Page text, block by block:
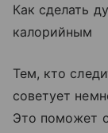
Как сделать
калорийным
Тем, кто
советует
Это поможет